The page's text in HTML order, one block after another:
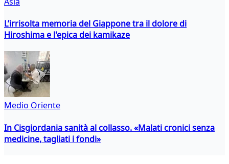
L’irrisolta memoria del Giappone tra il dolore di
Hiroshima e l'epica dei kamikaze
Medio Oriente
In Cisgiordania sanità al collasso. «Malati cronici senza
medicine, tagliati i fondi»